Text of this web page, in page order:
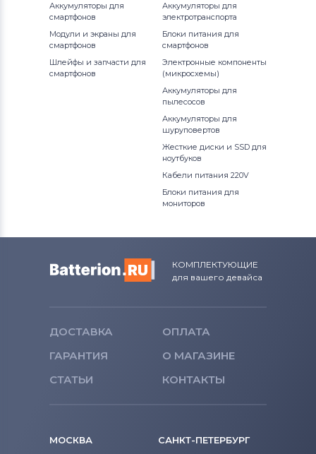
Аккумуляторы для
смартфонов
Модули и экраны для
смартфонов
Шлейфы и запчасти для
смартфонов
Аккумуляторы для
электротранспорта
Блоки питания для
смартфонов
Электронные компоненты
(микросхемы)
Аккумуляторы для
пылесосов
Аккумуляторы для
шуруповертов
Жесткие диски и SSD для
ноутбуков
Кабели питания 220V
Блоки питания для
мониторов
КОМПЛЕКТУЮЩИЕ
для вашего девайса
ДОСТАВКА
ОПЛАТА
ГАРАНТИЯ
О МАГАЗИНЕ
СТАТЬИ
КОНТАКТЫ
МОСКВА САНКТ-ПЕТЕРБУРГ